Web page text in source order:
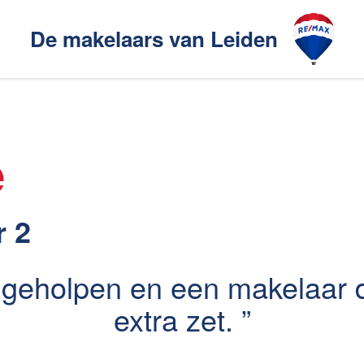
De makelaars van Leiden
Huis verhuren
2
en een makelaar
extra zet.